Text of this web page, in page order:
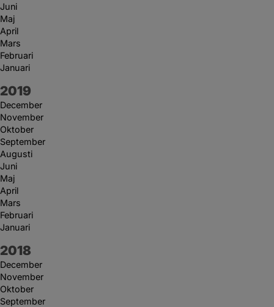
Juni
Maj
April
Mars
Februari
Januari
År:
2019
December
November
Oktober
September
Augusti
Juni
Maj
April
Mars
Februari
Januari
År:
2018
December
November
Oktober
September